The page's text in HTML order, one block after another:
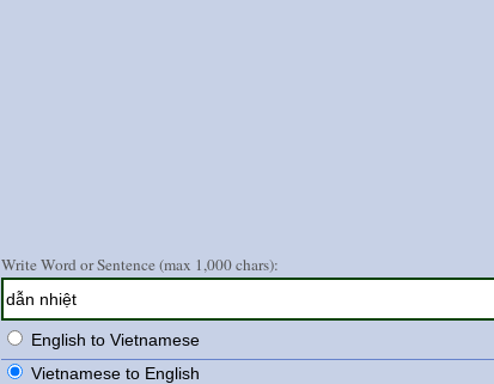
Write Word or Sentence (max 1,000 chars):
English to Vietnamese
Vietnamese to English